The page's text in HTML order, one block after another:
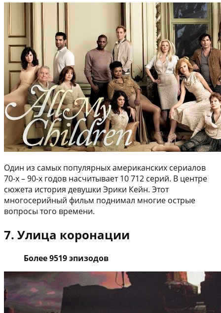
Один из самых популярных американских сериалов
70-х – 90-х годов насчитывает 10 712 серий. В центре
сюжета история девушки Эрики Кейн. Этот
многосерийный фильм поднимал многие острые
вопросы того времени.
7. Улица коронации
Более 9519 эпизодов